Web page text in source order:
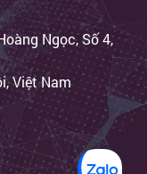
Ngọc, Số 4,
Việt Nam